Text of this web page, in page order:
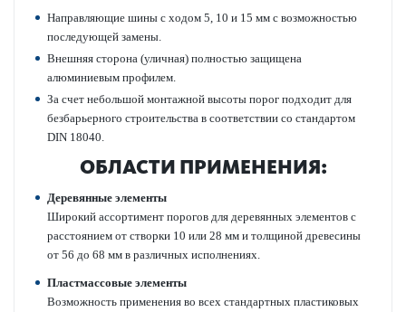
Направляющие шины с ходом 5, 10 и 15 мм с возможно­стью
пос­л­едующей замены.
Внешняя сторона (уличная) полно­стью защищена
алюминиевым профилем.
За счет небо­льшой монтажной высоты порог подходит для
безба­рьерного строительства в соотв­е­тствии со стандартом
DIN 18040.
ОБЛАСТИ ПРИМЕНЕНИЯ:
Дер­евянные элементы
Широкий ассортимент пор­огов для дер­евянных элементов с
расстоянием от створки 10 или 28 мм и толщиной дре­в­есины
от 56 до 68 мм в различных исполнениях.
Пластмассовые элементы
Возможность применения во всех стандартных пла­сти­к­овых